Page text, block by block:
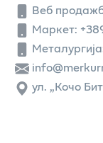
Веб
Маркет:
ул. „Кочо